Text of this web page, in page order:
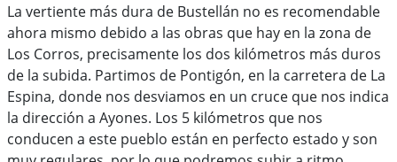
La vertiente más dura de Bustellán no es recomendable
ahora mismo debido a las obras que hay en la zona de
Los Corros, precisamente los dos kilómetros más duros
de la subida. Partimos de Pontigón, en la carretera de La
Espina, donde nos desviamos en un cruce que nos indica
la dirección a Ayones. Los 5 kilómetros que nos
conducen a este pueblo están en perfecto estado y son